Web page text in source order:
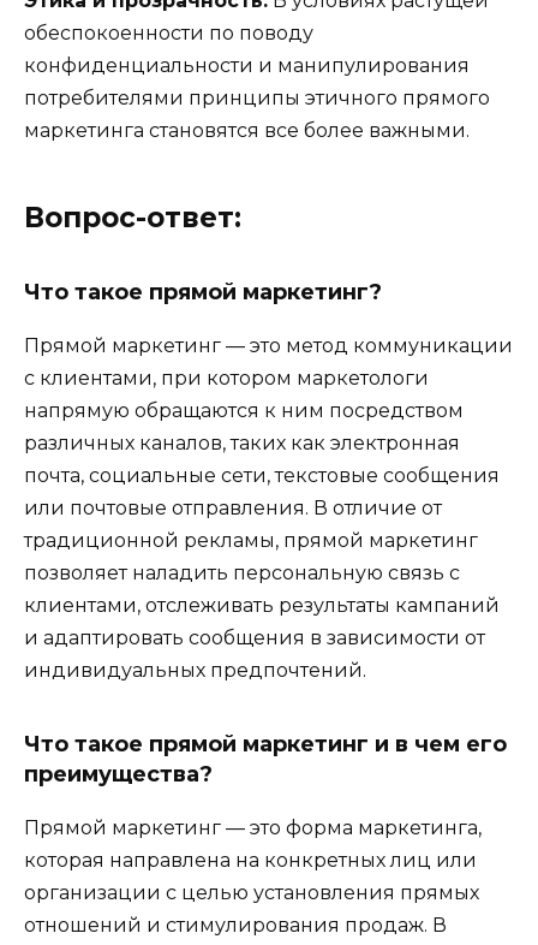
обеспокоенности по поводу
конфиденциальности и манипулирования
потребителями принципы этичного прямого
маркетинга становятся все более важными.
Вопрос-ответ:
Что такое прямой маркетинг?
Прямой маркетинг — это метод коммуникации
с клиентами, при котором маркетологи
напрямую обращаются к ним посредством
различных каналов, таких как электронная
почта, социальные сети, текстовые сообщения
или почтовые отправления. В отличие от
традиционной рекламы, прямой маркетинг
позволяет наладить персональную связь с
клиентами, отслеживать результаты кампаний
и адаптировать сообщения в зависимости от
индивидуальных предпочтений.
Что такое прямой маркетинг и в чем его
преимущества?
Прямой маркетинг — это форма маркетинга,
которая направлена на конкретных лиц или
организации с целью установления прямых
отношений и стимулирования продаж. В